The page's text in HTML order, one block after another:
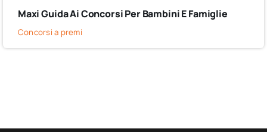
Maxi Guida Ai Concorsi Per Bambini E Famiglie
Concorsi a premi